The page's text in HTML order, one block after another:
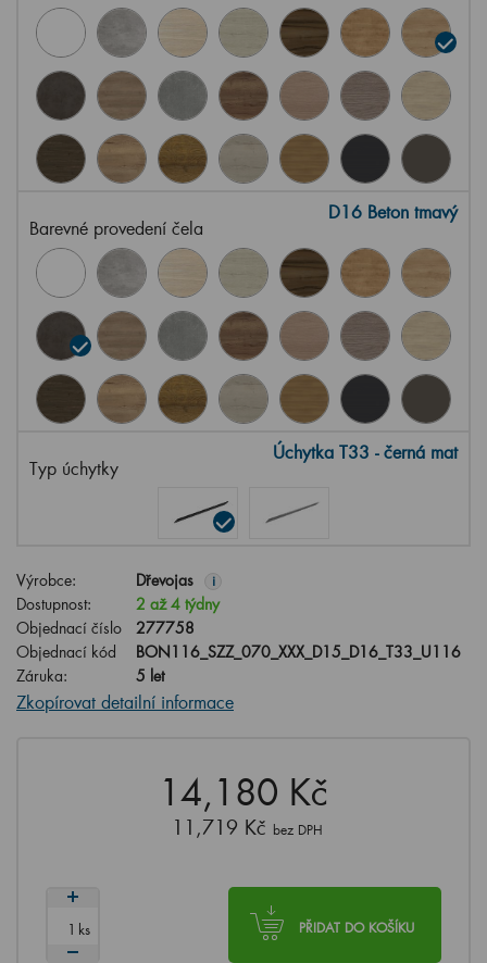
Barevné provedení čela
D16 Beton tmavý
Typ úchytky
Úchytka T33 - černá mat
Výrobce: Dřevojas i
Dostupnost:
2 až 4 týdny
Objednací číslo
277758
Objednací kód
BON116_SZZ_070_XXX_D15_D16_T33_U116
Záruka:
5 let
Zkopírovat detailní informace
14,180 Kč
11,719 Kč bez DPH
PŘIDAT DO KOŠÍKU
ks